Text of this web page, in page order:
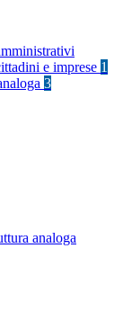
e imprese 1
3
analoga